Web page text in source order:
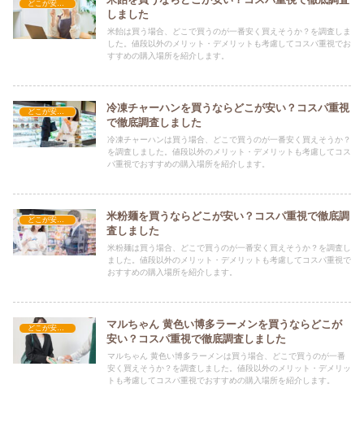
どこが安い？-食品・食材
しました
米飴は買う場合、どこで買うのが一番安く買えそうか？を調査しま
した。値段以外のメリット・デメリットも考慮してコスパ重視でお
すすめの購入場所を紹介します。
どこが安い？-食品・食材
冷凍チャーハンを買うならどこが安い？コスパ重視
で徹底調査しました
冷凍チャーハンは買う場合、どこで買うのが一番安く買えそうか？
を調査しました。値段以外のメリット・デメリットも考慮してコス
パ重視でおすすめの購入場所を紹介します。
どこが安い？-食品・食材
米粉麺を買うならどこが安い？コスパ重視で徹底調
査しました
米粉麺は買う場合、どこで買うのが一番安く買えそうか？を調査し
ました。値段以外のメリット・デメリットも考慮してコスパ重視で
おすすめの購入場所を紹介します。
どこが安い？-食品・食材
マルちゃん 黄色い博多ラーメンを買うならどこが
安い？コスパ重視で徹底調査しました
マルちゃん 黄色い博多ラーメンは買う場合、どこで買うのが一番
安く買えそうか？を調査しました。値段以外のメリット・デメリッ
トも考慮してコスパ重視でおすすめの購入場所を紹介します。